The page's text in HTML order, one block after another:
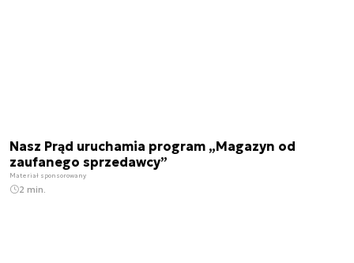
Nasz Prąd uruchamia program „Magazyn od
zaufanego sprzedawcy”
Materiał sponsorowany
2 min.